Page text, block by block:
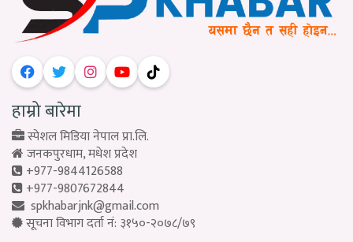
हाम्रो बारेमा
स्पेशल मिडिया नेपाल प्रा.लि.
जनकपुरधाम, मधेश प्रदेश
+977-9844126588
+977-9807672844
spkhabarjnk@gmail.com
सूचना विभाग दर्ता नं: ३१५०-२०७८/७९